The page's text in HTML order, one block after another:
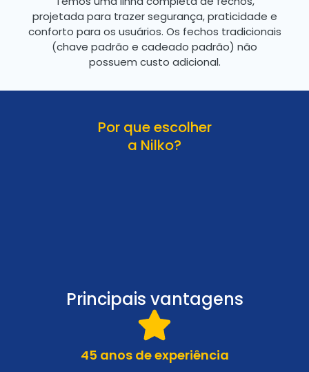
projetada para trazer segurança, praticidade e
conforto para os usuários. Os fechos tradicionais
(chave padrão e cadeado padrão) não
possuem custo adicional.
Por que escolher
a Nilko?
Principais vantagens
45 anos de experiência